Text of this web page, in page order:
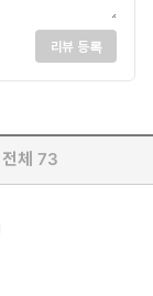
리뷰 등록
전체 73